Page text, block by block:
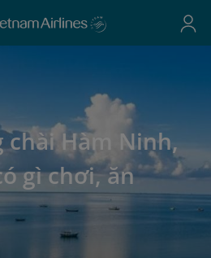
chài Hàm Ninh,
gì chơi, ăn